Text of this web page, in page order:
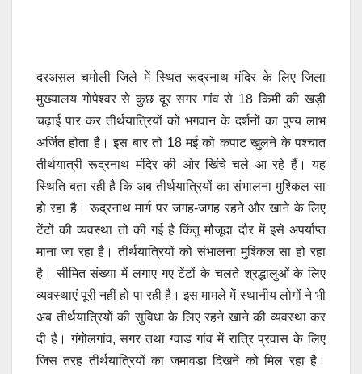
दरअसल चमोली जिले में स्थित रूद्रनाथ मंदिर के लिए जिला
मुख्यालय गोपेश्वर से कुछ दूर सगर गांव से 18 किमी की खड़ी
चढ़ाई पार कर तीर्थयात्रियों को भगवान के दर्शनों का पुण्य लाभ
अर्जित होता है। इस बार तो 18 मई को कपाट खुलने के पश्चात
तीर्थयात्री रूद्रनाथ मंदिर की ओर खिंचे चले आ रहे हैं। यह
स्थिति बता रही है कि अब तीर्थयात्रियों का संभालना मुश्किल सा
हो रहा है। रूद्रनाथ मार्ग पर जगह-जगह रहने और खाने के लिए
टेंटों की व्यवस्था तो की गई है किंतु मौजूदा दौर में इसे अपर्याप्त
माना जा रहा है। तीर्थयात्रियों को संभालना मुश्किल सा हो रहा
है। सीमित संख्या में लगाए गए टेंटों के चलते श्रद्धालुओं के लिए
व्यवस्थाएं पूरी नहीं हो पा रही है। इस मामले में स्थानीय लोगों ने भी
अब तीर्थयात्रियों की सुविधा के लिए रहने खाने की व्यवस्था कर
दी है। गंगोलगांव, सगर तथा ग्वाड गांव में रात्रि प्रवास के लिए
जिस तरह तीर्थयात्रियों का जमावडा दिखने को मिल रहा है।